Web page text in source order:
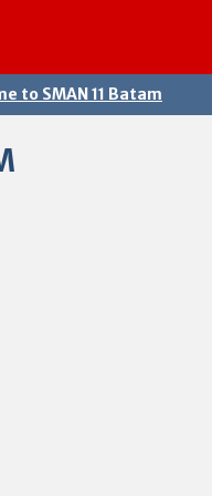
to SMAN 11 Batam